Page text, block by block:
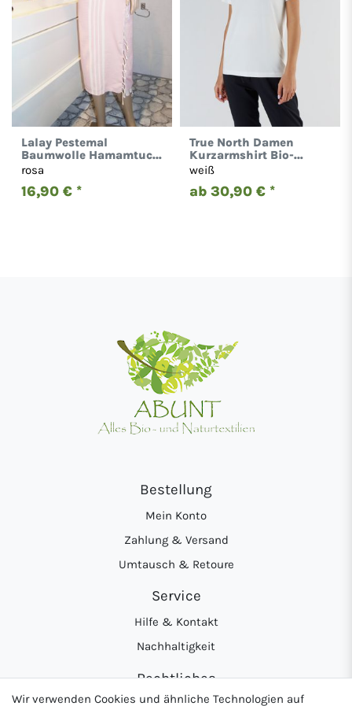
Lalay Pestemal
Baumwolle Hamamtuch
Strandtuch
rosa
16,90 € *
True North Damen
Kurzarmshirt Bio-
Baumwolle Tencel
weiß
ab 30,90 € *
Bestellung
Mein Konto
Zahlung & Versand
Umtausch & Retoure
Service
Hilfe & Kontakt
Nachhaltigkeit
Rechtliches
Wir verwenden Cookies und ähnliche Technologien auf